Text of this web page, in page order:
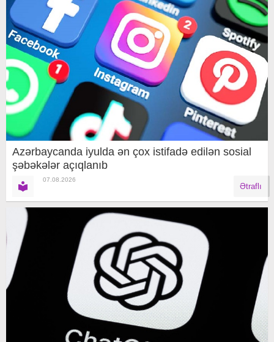
Azərbaycanda iyulda ən çox istifadə edilən sosial
şəbəkələr açıqlanıb
07.08.2026
Ətraflı